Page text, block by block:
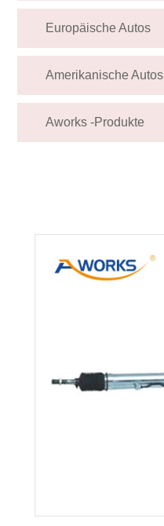
Europäische Autos
Amerikanische Autos
Aworks -Produkte